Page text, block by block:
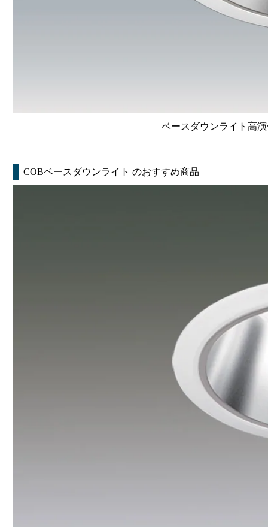
ベースダウンライト高
COBベースダウンライトのおすすめ商品